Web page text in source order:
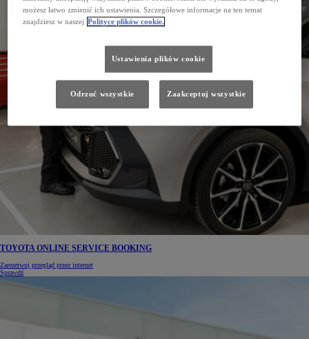
TOYOTA ONLINE SERVICE BOOKING
Zarezerwuj przegląd przez internet
Sprawdź
możesz łatwo zmienić ich ustawienia. Szczegółowe informacje na ten temat
znajdziesz w naszej Polityce plików cookie.
Ustawienia plików cookie
Odrzuć wszystkie Zaakceptuj wszystkie